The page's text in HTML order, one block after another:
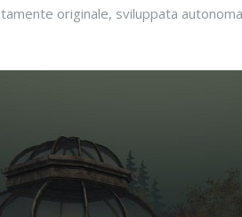
originale, sviluppata